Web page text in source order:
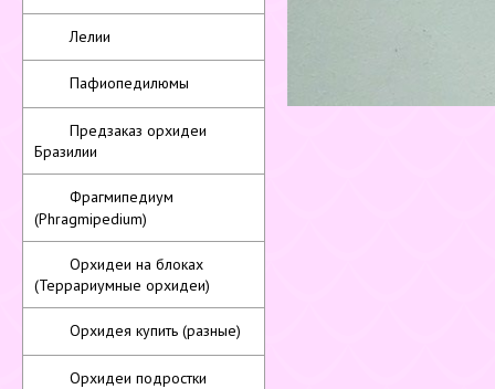
Лелии
Пафиопедилюмы
Предзаказ орхидеи
Бразилии
Фрагмипедиум
(Phragmipedium)
Орхидеи на блоках
(Террариумные орхидеи)
Орхидея купить (разные)
Орхидеи подростки